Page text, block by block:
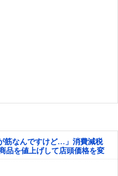
筋なんですけど…」消費減税
品を値上げして店頭価格を変